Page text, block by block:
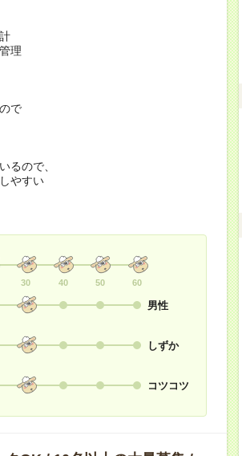
理
で
るので、
やすい
30 40 50 60
男性
しずか
コツコツ